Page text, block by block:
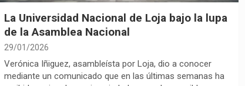
La Universidad Nacional de Loja bajo la lupa
de la Asamblea Nacional
29/01/2026
Verónica Iñiguez, asambleísta por Loja, dio a conocer
mediante un comunicado que en las últimas semanas ha